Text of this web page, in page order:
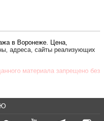
в Воронеже. Цена,
адреса, сайты реализующих
материала запрещено без